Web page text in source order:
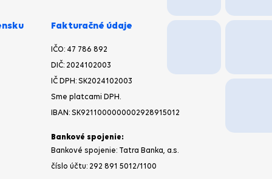
IČO: 47 786 892
DIČ: 2024102003